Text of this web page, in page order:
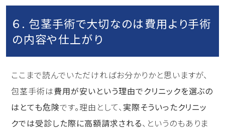
６. 包茎手術で大切なのは費用より手術
の内容や仕上がり
ここまで読んでいただければお分かりかと思いますが、
包茎手術は費用が安いという理由でクリニックを選ぶの
はとても危険です。理由として、 実際そういったクリニッ
クでは受診した際に高額請求される、というのもありま